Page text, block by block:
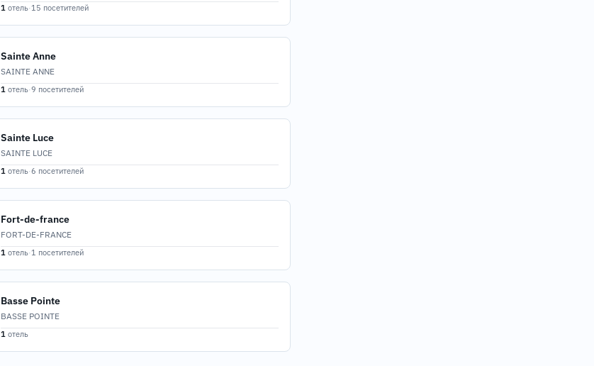
1 отель·15 посетителей
Sainte Anne
SAINTE ANNE
1 отель·9 посетителей
Sainte Luce
SAINTE LUCE
1 отель·6 посетителей
Fort-de-france
FORT-DE-FRANCE
1 отель·1 посетителей
Basse Pointe
BASSE POINTE
1 отель